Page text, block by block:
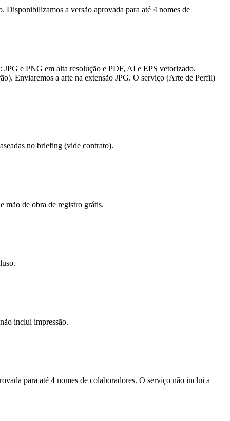
Disponibilizamos a versão aprovada para até 4 nomes de
JPG e PNG em alta resolução e PDF, AI e EPS vetorizado.
Enviaremos a arte na extensão JPG. O serviço (Arte de Perfil)
no briefing (vide contrato).
mão de obra de registro grátis.
inclui impressão.
para até 4 nomes de colaboradores. O serviço não inclui a